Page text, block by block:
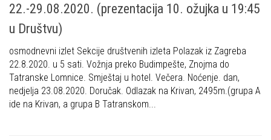
22.-29.08.2020. (prezentacija 10. ožujka u 19:45
u Društvu)
osmodnevni izlet Sekcije društvenih izleta Polazak iz Zagreba
22.8.2020. u 5 sati. Vožnja preko Budimpešte, Znojma do
Tatranske Lomnice. Smještaj u hotel. Večera. Noćenje. dan,
nedjelja 23.08.2020. Doručak. Odlazak na Krivan, 2495m.(grupa A
ide na Krivan, a grupa B Tatranskom...